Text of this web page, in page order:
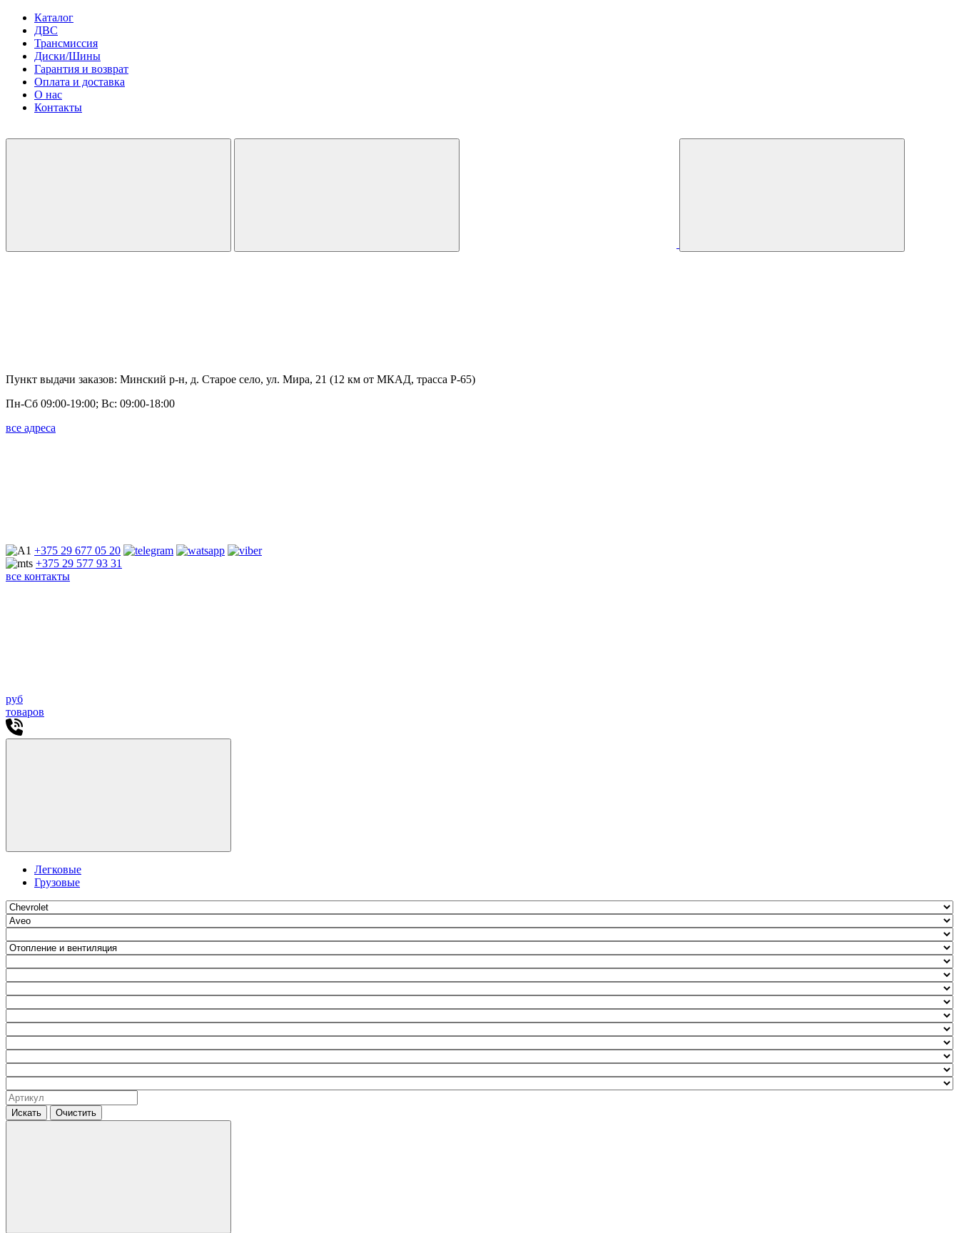
Каталог
ДВС
Трансмиссия
Диски/Шины
Гарантия и возврат
Оплата и доставка
О нас
Контакты
Пункт выдачи заказов: Минский р-н, д. Старое село, ул. Мира, 21 (12 км от МКАД, трасса P-65)
Пн-Сб 09:00-19:00; Вс: 09:00-18:00
все адреса
+375 29 677 05 20
+375 29 577 93 31
все контакты
руб
товаров
Легковые
Грузовые
Искать Очистить